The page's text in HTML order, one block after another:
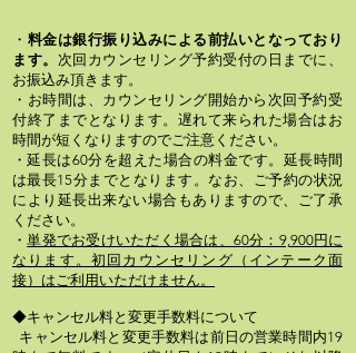
・ 料金は銀行振り込みによる前払いとなっており
ます。 次回カウンセリング予約受付の日までに、
お振込み頂きます。
・お時間は、カウンセリング開始から次回予約受
付終了までとなります。遅れて来られた場合はお
時間が短くなりますのでご注意ください。
・延長は60分を超えた場合の料金です。延長時間
は最長15分までとなります。なお、ご予約の状況
により延長出来ない場合もありますので、ご了承
ください。
・単発でお受けいただく場合は、​60分：9,900円に
なります。初回カウンセリング（インテーク面
接）はご利用いただけません。​
◆キャンセル料と変更手数料について
キャンセル料と変更手数料は前日の営業時間内19